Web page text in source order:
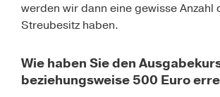
werden wir dann eine gewisse Anzahl
Streubesitz haben.
Wie haben Sie den
beziehungsweise 500 Euro